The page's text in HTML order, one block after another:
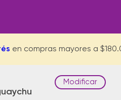
en compras mayores a
Modificar